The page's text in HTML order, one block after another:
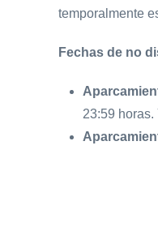
temporalmente
Fechas de no
23:59 horas.